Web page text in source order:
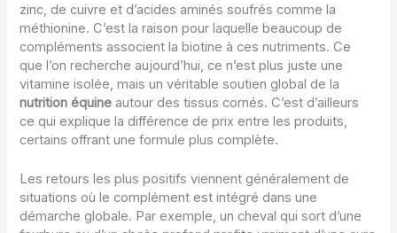
zinc, de cuivre et d’acides aminés soufrés comme la
méthionine. C’est la raison pour laquelle beaucoup de
compléments associent la biotine à ces nutriments. Ce
que l’on recherche aujourd’hui, ce n’est plus juste une
vitamine isolée, mais un véritable soutien global de la
nutrition équine autour des tissus cornés. C’est d’ailleurs
ce qui explique la différence de prix entre les produits,
certains offrant une formule plus complète.
Les retours les plus positifs viennent généralement de
situations où le complément est intégré dans une
démarche globale. Par exemple, un cheval qui sort d’une